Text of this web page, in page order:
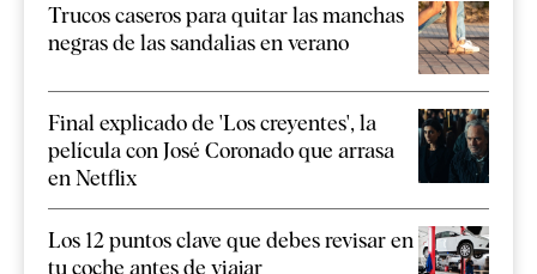
Trucos caseros para quitar las manchas
negras de las sandalias en verano
Final explicado de 'Los creyentes', la
película con José Coronado que arrasa
en Netflix
Los 12 puntos clave que debes revisar en
tu coche antes de viajar